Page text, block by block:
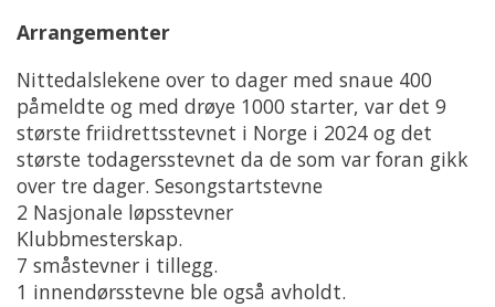
Arrangementer
Nittedalslekene over to dager med snaue 400
påmeldte og med drøye 1000 starter, var det 9
største friidrettsstevnet i Norge i 2024 og det
største todagersstevnet da de som var foran gikk
over tre dager. Sesongstartstevne
2 Nasjonale løpsstevner
Klubbmesterskap.
7 småstevner i tillegg.
1 innendørsstevne ble også avholdt.